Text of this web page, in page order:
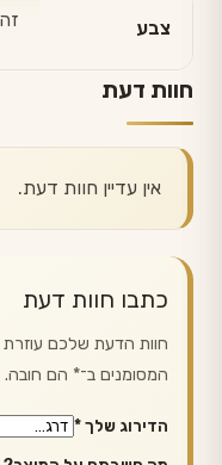
צבע
חוות דעת
אין עדיין חוות דעת.
כתבו חוות דעת
חוות הדעת שלכם עוזרת
המסומנים ב־* הם חובה.
הדירוג שלך*